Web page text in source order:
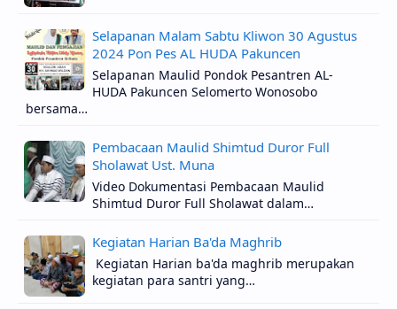
Selapanan Malam Sabtu Kliwon 30 Agustus
2024 Pon Pes AL HUDA Pakuncen
Selapanan Maulid Pondok Pesantren AL-
HUDA Pakuncen Selomerto Wonosobo
bersama…
Pembacaan Maulid Shimtud Duror Full
Sholawat Ust. Muna
Video Dokumentasi Pembacaan Maulid
Shimtud Duror Full Sholawat dalam…
Kegiatan Harian Ba'da Maghrib
Kegiatan Harian ba'da maghrib merupakan
kegiatan para santri yang…